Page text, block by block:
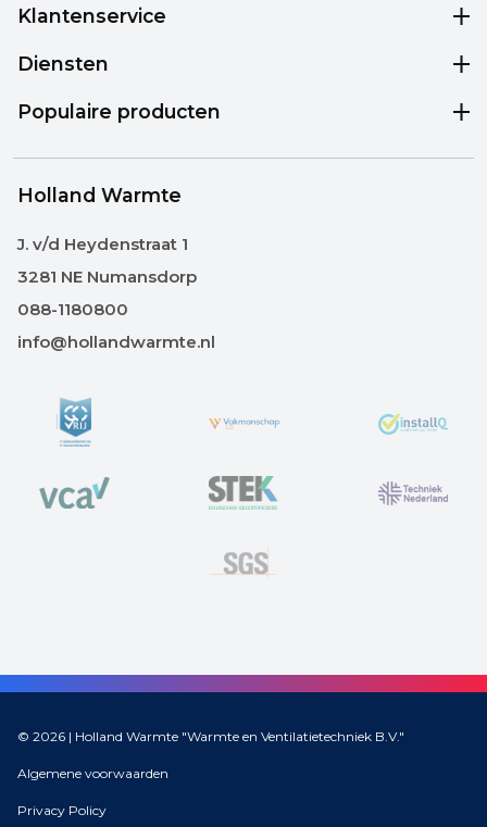
Klantenservice
Diensten
Populaire producten
Holland Warmte
J. v/d Heydenstraat 1
3281 NE Numansdorp
088-1180800
info@hollandwarmte.nl
© 2026 | Holland Warmte "Warmte en Ventilatietechniek B.V."
Algemene voorwaarden
Privacy Policy